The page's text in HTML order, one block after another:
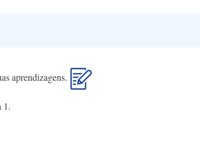
aprendizagens.
1.